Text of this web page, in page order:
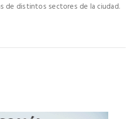
de distintos sectores de la ciudad.